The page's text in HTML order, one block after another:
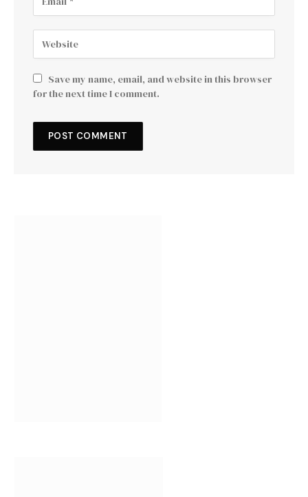
Save my name, email, and website in this browser
for the next time I comment.